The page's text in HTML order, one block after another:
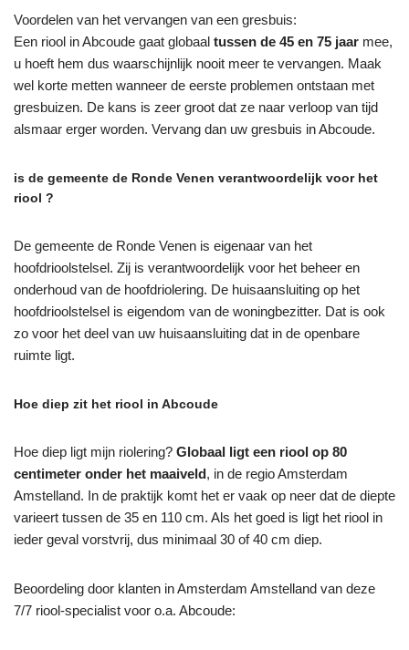
Voordelen van het vervangen van een gresbuis:
Een riool in Abcoude gaat globaal tussen de 45 en 75 jaar mee,
u hoeft hem dus waarschijnlijk nooit meer te vervangen. Maak
wel korte metten wanneer de eerste problemen ontstaan met
gresbuizen. De kans is zeer groot dat ze naar verloop van tijd
alsmaar erger worden. Vervang dan uw gresbuis in Abcoude.
is de gemeente de Ronde Venen verantwoordelijk voor het
riool ?
De gemeente de Ronde Venen is eigenaar van het
hoofdrioolstelsel. Zij is verantwoordelijk voor het beheer en
onderhoud van de hoofdriolering. De huisaansluiting op het
hoofdrioolstelsel is eigendom van de woningbezitter. Dat is ook
zo voor het deel van uw huisaansluiting dat in de openbare
ruimte ligt.
Hoe diep zit het riool in Abcoude
Hoe diep ligt mijn riolering? Globaal ligt een riool op 80
centimeter onder het maaiveld, in de regio Amsterdam
Amstelland. In de praktijk komt het er vaak op neer dat de diepte
varieert tussen de 35 en 110 cm. Als het goed is ligt het riool in
ieder geval vorstvrij, dus minimaal 30 of 40 cm diep.
Beoordeling door klanten in Amsterdam Amstelland van deze
7/7 riool-specialist voor o.a. Abcoude: